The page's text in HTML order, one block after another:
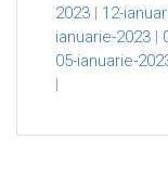
2023 | 12-
ianuarie-2023 |
05-ianuarie-
|